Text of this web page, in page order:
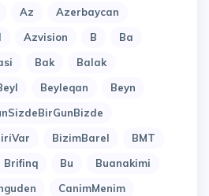
Az
Azerbaycan
Azvision B
Ba
Bak
Balak
Beyleqan
Beyn
BizimBarel
BMT
Brifinq Bu
Buanakimi
CanimMenim